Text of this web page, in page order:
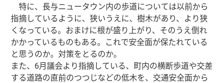
特に、長与ニュータウン内の歩道については以前から
指摘しているように、狭いうえに、樹木があり、より狭
くなっている。おまけに根が盛り上がり、そのうえ倒れ
かかっているものもある。これで安全面が保たれている
と思うのか。対策をとるのか。
また、6月議会より指摘している、町内の横断歩道や交差
する道路の直前のつつじなどの低木を、交通安全面から